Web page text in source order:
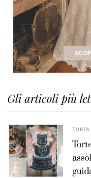
Gli articoli più